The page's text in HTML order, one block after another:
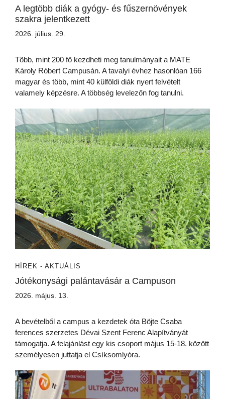
A legtöbb diák a gyógy- és fűszernövények
szakra jelentkezett
2026. július. 29.
Több, mint 200 fő kezdheti meg tanulmányait a MATE
Károly Róbert Campusán. A tavalyi évhez hasonlóan 166
magyar és több, mint 40 külföldi diák nyert felvételt
valamely képzésre. A többség levelezőn fog tanulni.
HÍREK - AKTUÁLIS
Jótékonysági palántavásár a Campuson
2026. május. 13.
A bevételből a campus a kezdetek óta Böjte Csaba
ferences szerzetes Dévai Szent Ferenc Alapítványát
támogatja. A felajánlást egy kis csoport május 15-18. között
személyesen juttatja el Csíksomlyóra.